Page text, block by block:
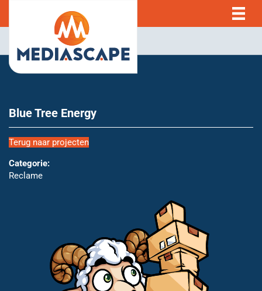
Blue Tree Energy
Terug naar projecten
Categorie:
Reclame